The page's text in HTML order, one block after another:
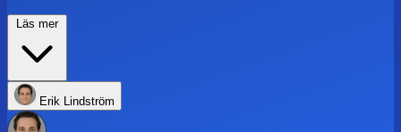
aktuella kampanjer, vilka villkor som gäller och vad du bör
tänka på för att undvika oväntade kostnader.
Läs mer
Erik Lindström